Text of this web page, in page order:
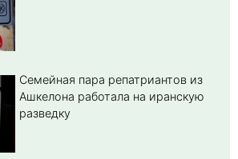
Семейная пара репатриантов из
Ашкелона работала на иранскую
разведку